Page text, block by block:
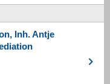
Inh. Antje